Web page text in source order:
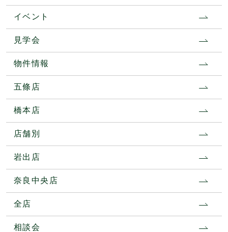
イベント
見学会
物件情報
五條店
橋本店
店舗別
岩出店
奈良中央店
全店
相談会